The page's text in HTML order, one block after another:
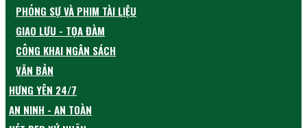
PHÓNG SỰ VÀ PHIM TÀI LIỆU
GIAO LƯU - TỌA ĐÀM
CÔNG KHAI NGÂN SÁCH
VĂN BẢN
HƯNG YÊN 24/7
AN NINH - AN TOÀN